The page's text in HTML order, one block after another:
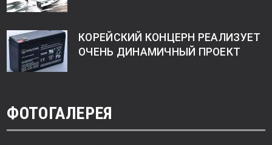
КОРЕЙСКИЙ КОНЦЕРН РЕАЛИЗУЕТ
ОЧЕНЬ ДИНАМИЧНЫЙ ПРОЕКТ
ФОТОГАЛЕРЕЯ